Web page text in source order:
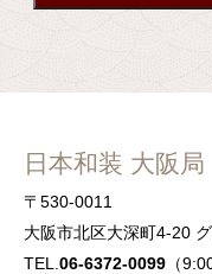
日本和装 大阪局
〒530-0011
大阪市北区大深町4-20
TEL. 06-6372-0099 （